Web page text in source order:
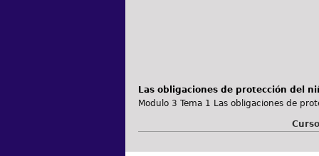
Las obligaciones de protección del
Modulo 3 Tema 1 Las obligaciones de